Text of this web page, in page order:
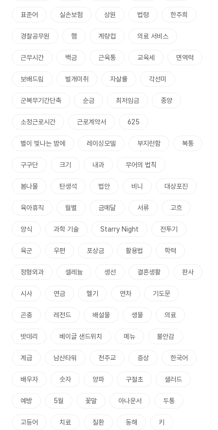
표준어 실손보험 상원 법령 한주희
경찰공무원 햄 계량컵 의료 서비스
근무시간 백금 근육통 교육세 면역력
보배드림 벌개미취 자살률 각선미
군복무기간단축 순금 최저임금 종양
소정근로시간 근로계약서 625
별이 빛나는 밤에 레이싱모델 부지런함 복통
구구단 크기 내과 무어의 법칙
봄나물 탄생석 법안 비니 대상포진
육아휴직 월별 금메달 서류 고흐
양식 과학 기술 Starry Night 전투기
육군 우편 포상금 활용법 학력
정형외과 셀레늄 생선 결혼생활 판사
시사 연금 헬기 연차 기도문
곤충 레전드 배설물 생물 의료
밧데리 베이글 샌드위치 메뉴 불안감
계급 남산타워 천주교 증상 한국어
배우자 숫자 양파 구절초 샐러드
예방 5월 꽃말 아나운서 두통
고등어 치료 질환 동해 키